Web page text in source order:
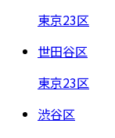
東京23区
世田谷区
東京23区
渋谷区